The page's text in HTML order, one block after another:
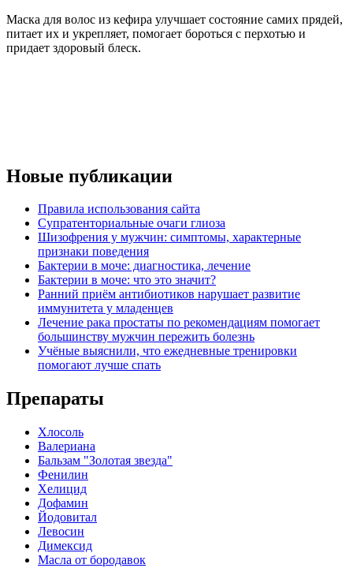
Маска для волос из кефира улучшает состояние самих прядей,
питает их и укрепляет, помогает бороться с перхотью и
придает здоровый блеск.
Новые публикации
Правила использования сайта
Супратенториальные очаги глиоза
Шизофрения у мужчин: симптомы, характерные
признаки поведения
Бактерии в моче: диагностика, лечение
Бактерии в моче: что это значит?
Ранний приём антибиотиков нарушает развитие
иммунитета у младенцев
Лечение рака простаты по рекомендациям помогает
большинству мужчин пережить болезнь
Учёные выяснили, что ежедневные тренировки
помогают лучше спать
Препараты
Хлосоль
Валериана
Бальзам "Золотая звезда"
Фенилин
Хелицид
Дофамин
Йодовитал
Левосин
Димексид
Масла от бородавок